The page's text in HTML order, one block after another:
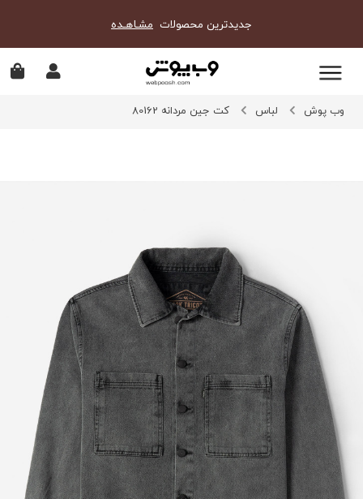
جدیدترین محصولات مشـاهـده
وب پوش لباس کت جین مردانه 80162